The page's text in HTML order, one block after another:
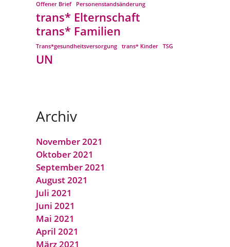
Offener Brief
Personenstandsänderung
trans* Elternschaft
trans* Familien
Trans*gesundheitsversorgung trans* Kinder TSG
UN
Archiv
November 2021
Oktober 2021
September 2021
August 2021
Juli 2021
Juni 2021
Mai 2021
April 2021
März 2021